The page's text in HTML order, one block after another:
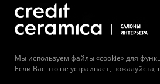
Мы используем файлы «cookie» для
Если Вас это не устраивает, пожалуйста,